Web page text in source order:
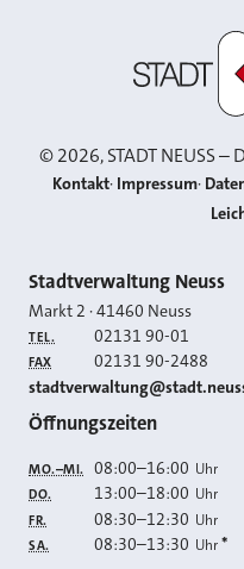
©2026, STADT NEUSS
Kontakt Impressum
Kontakt
Stadtverwaltung Neuss
Markt 2 ·41460 Neuss
TEL. 02131 90-01
FAX 02131 90-2488
E-MAIL
Öffnungszeiten
MO.–MI. 08:00–16:00 Uhr
DO. 13:00–18:00 Uhr
FR. 08:30–12:30 Uhr
SA. 08:30–13:30 Uhr *